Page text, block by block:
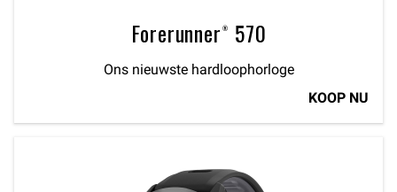
Forerunner® 570
Ons nieuwste hardloophorloge
KOOP NU